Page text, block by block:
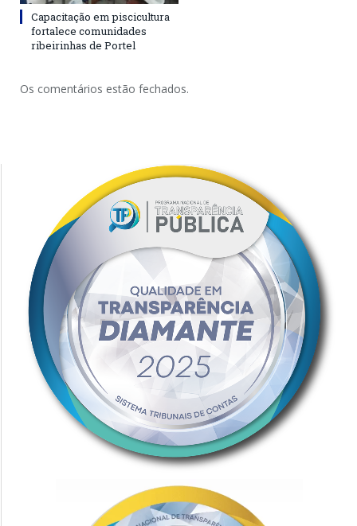
Capacitação em piscicultura
fortalece comunidades
ribeirinhas de Portel
Os comentários estão fechados.